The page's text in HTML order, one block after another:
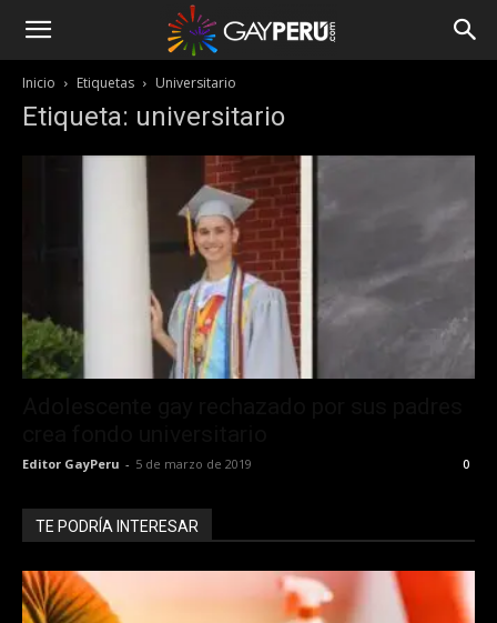
Inicio Etiquetas Universitario
Etiqueta: universitario
Editor GayPeru - 5 de marzo de 2019 0
TE PODRÍA INTERESAR